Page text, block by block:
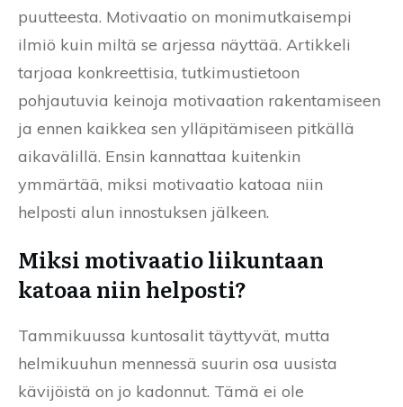
puutteesta. Motivaatio on monimutkaisempi
ilmiö kuin miltä se arjessa näyttää. Artikkeli
tarjoaa konkreettisia, tutkimustietoon
pohjautuvia keinoja motivaation rakentamiseen
ja ennen kaikkea sen ylläpitämiseen pitkällä
aikavälillä. Ensin kannattaa kuitenkin
ymmärtää, miksi motivaatio katoaa niin
helposti alun innostuksen jälkeen.
Miksi motivaatio liikuntaan
katoaa niin helposti?
Tammikuussa kuntosalit täyttyvät, mutta
helmikuuhun mennessä suurin osa uusista
kävijöistä on jo kadonnut. Tämä ei ole